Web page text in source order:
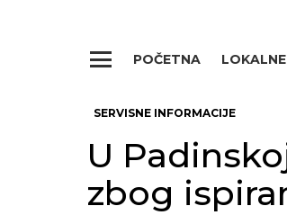
POČETNA
SERVISNE INFORMACIJE
U
zbog